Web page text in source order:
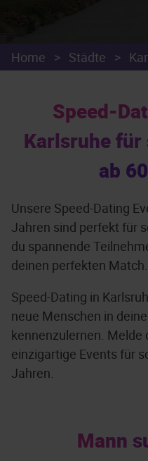
Home > Städte >
Speed-
Karlsruhe für
ab
Unsere Speed-Dating
Jahren sind perfekt für
du spannende
deinen perfekten Match.
Speed-Dating in
neue Menschen in
kennenzulernen. Melde
einzigartige Events für
Jahren.
Mann